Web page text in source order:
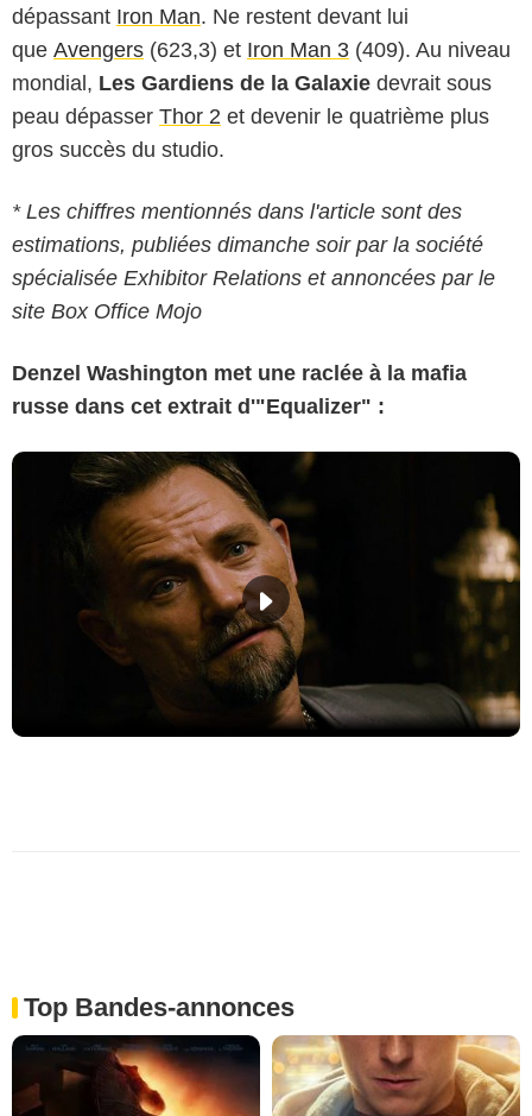
dépassant Iron Man. Ne restent devant lui
que Avengers (623,3) et Iron Man 3 (409). Au niveau
mondial, Les Gardiens de la Galaxie devrait sous
peau dépasser Thor 2 et devenir le quatrième plus
gros succès du studio.
* Les chiffres mentionnés dans l'article sont des
estimations, publiées dimanche soir par la société
spécialisée Exhibitor Relations et annoncées par le
site Box Office Mojo
Denzel Washington met une raclée à la mafia
russe dans cet extrait d'"Equalizer" :
Top Bandes-annonces